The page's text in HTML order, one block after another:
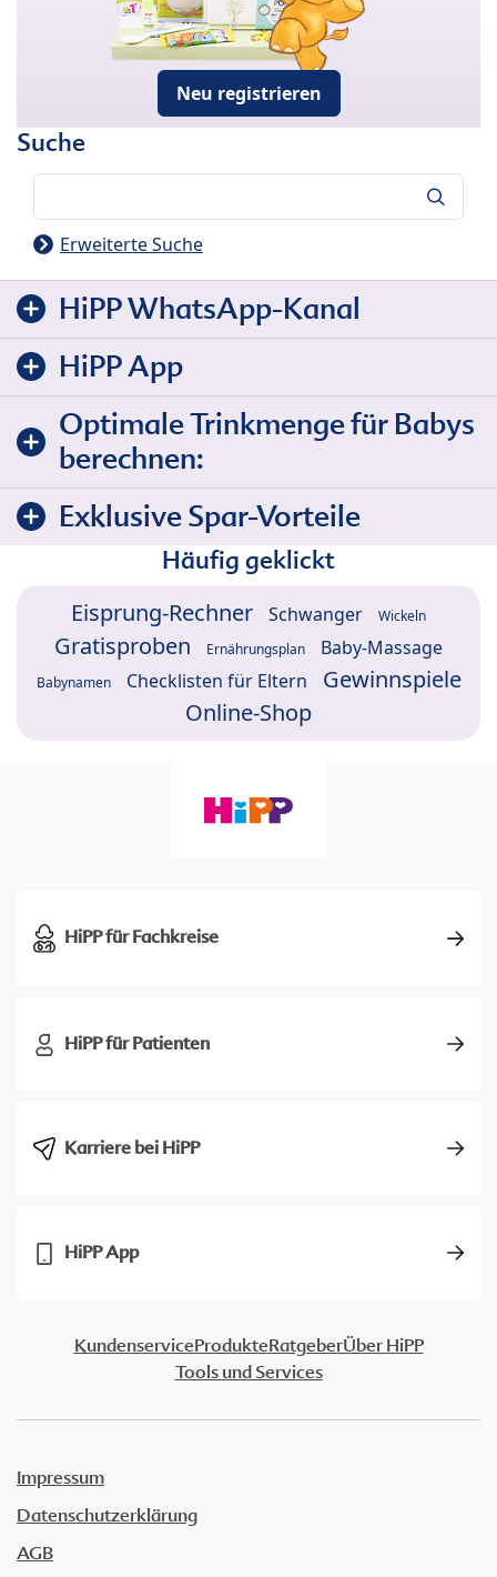
Neu registrieren
Suche
Erweiterte Suche
HiPP WhatsApp-Kanal
HiPP App
Optimale Trinkmenge für Babys
berechnen:
Exklusive Spar-Vorteile
Häufig geklickt
Eisprung-Rechner Schwanger Wickeln
Gratisproben Ernährungsplan Baby-Massage
Babynamen Checklisten für Eltern
Gewinnspiele
Online-Shop
HiPP für Fachkreise
HiPP für Patienten
Karriere bei HiPP
HiPP App
KundenserviceProdukteRatgeberÜber HiPP
Tools und Services
Impressum
Datenschutzerklärung
AGB